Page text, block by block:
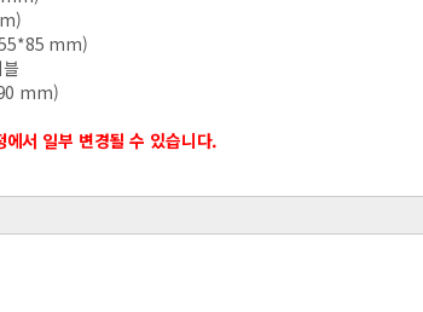
mm)
mm)
서 일부 변경될 수 있습니다.